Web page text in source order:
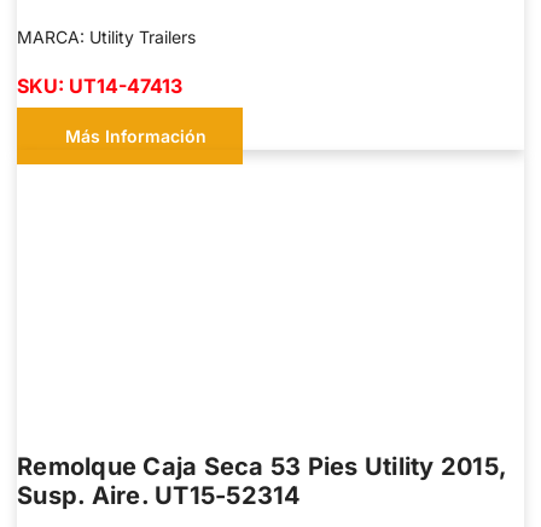
MARCA: Utility Trailers
SKU: UT14-47413
Más Información
Remolque Caja Seca 53 Pies Utility 2015,
Susp. Aire. UT15-52314